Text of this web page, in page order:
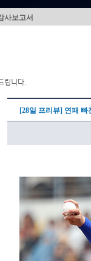
사보고서
립니다.
[28일 프리뷰] 연패